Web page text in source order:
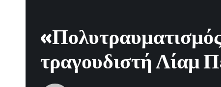
τραγουδιστή Λίαμ